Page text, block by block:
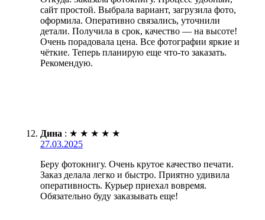
сайт простой. Выбрала вариант, загрузила фото,
оформила. Оперативно связались, уточнили
детали. Получила в срок, качество — на высоте!
Очень порадовала цена. Все фотографии яркие и
чёткие. Теперь планирую еще что-то заказать.
Рекомендую.
Дина : ★ ★ ★ ★ ★
27.03.2025
Беру фотокнигу. Очень крутое качество печати.
Заказ делала легко и быстро. Приятно удивила
оперативность. Курьер приехал вовремя.
Обязательно буду заказывать еще!